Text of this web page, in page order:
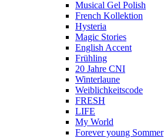
Musical Gel Polish
French Kollektion
Hysteria
Magic Stories
English Accent
Frühling
20 Jahre CNI
Winterlaune
Weiblichkeitscode
FRESH
LIFE
My World
Forever young Sommer